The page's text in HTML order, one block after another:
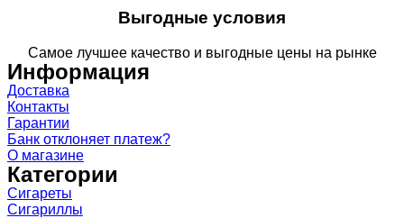
Выгодные условия
Самое лучшее качество и выгодные цены на рынке
Информация
Доставка
Контакты
Гарантии
Банк отклоняет платеж?
О магазине
Категории
Сигареты
Сигариллы